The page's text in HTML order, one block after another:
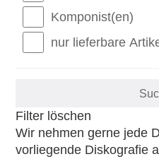
Komponist(en)
nur lieferbare
Filter löschen
Wir nehmen gerne jede
vorliegende Diskografie